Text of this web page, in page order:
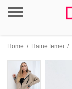
Home / Haine femei /